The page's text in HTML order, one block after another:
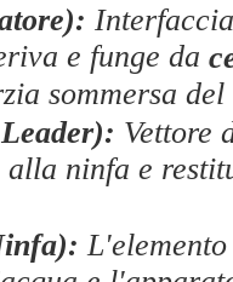
e funge da
sommersa del
Vettore
ninfa e